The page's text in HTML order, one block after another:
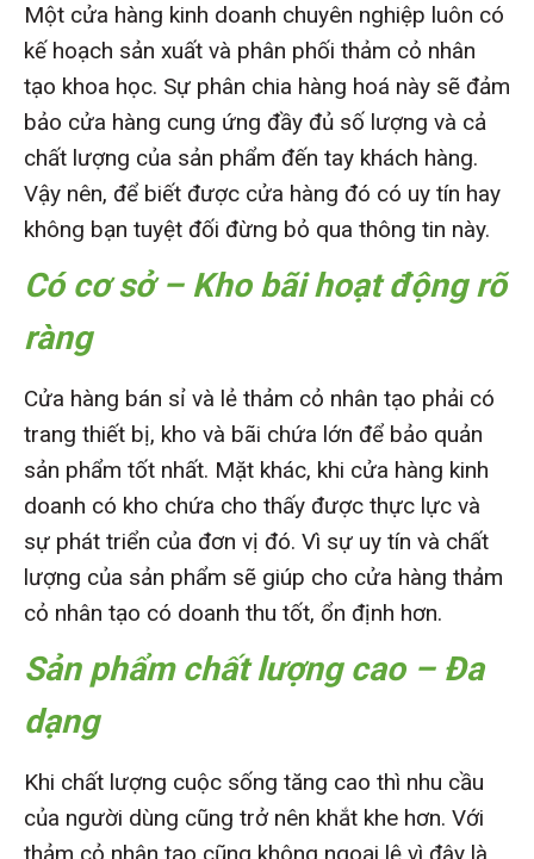
Một cửa hàng kinh doanh chuyên nghiệp luôn có
kế hoạch sản xuất và phân phối thảm cỏ nhân
tạo khoa học. Sự phân chia hàng hoá này sẽ đảm
bảo cửa hàng cung ứng đầy đủ số lượng và cả
chất lượng của sản phẩm đến tay khách hàng.
Vậy nên, để biết được cửa hàng đó có uy tín hay
không bạn tuyệt đối đừng bỏ qua thông tin này.
Có cơ sở – Kho bãi hoạt động rõ
ràng
Cửa hàng bán sỉ và lẻ thảm cỏ nhân tạo phải có
trang thiết bị, kho và bãi chứa lớn để bảo quản
sản phẩm tốt nhất. Mặt khác, khi cửa hàng kinh
doanh có kho chứa cho thấy được thực lực và
sự phát triển của đơn vị đó. Vì sự uy tín và chất
lượng của sản phẩm sẽ giúp cho cửa hàng thảm
cỏ nhân tạo có doanh thu tốt, ổn định hơn.
Sản phẩm chất lượng cao – Đa
dạng
Khi chất lượng cuộc sống tăng cao thì nhu cầu
của người dùng cũng trở nên khắt khe hơn. Với